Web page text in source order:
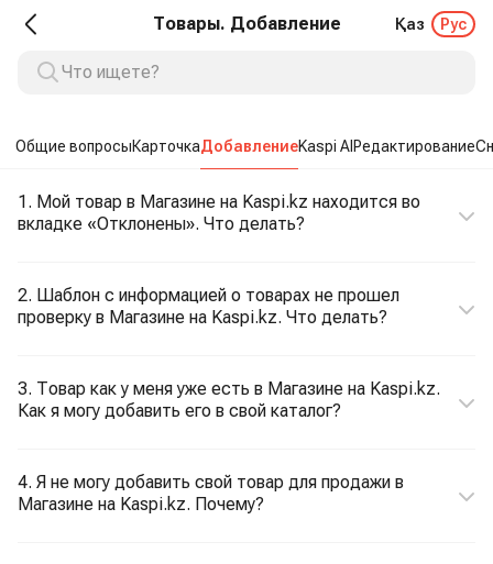
Товары. Добавление Қаз Рус
Общие вопросыКарточкаДобавлениеKaspi AI Редактирование
1. Мой товар в Магазине на Kaspi.kz находится во
вкладке «Отклонены». Что делать?
2. Шаблон с информацией о товарах не прошел
проверку в Магазине на Kaspi.kz. Что делать?
3. Товар как у меня уже есть в Магазине на Kaspi.kz.
Как я могу добавить его в свой каталог?
4. Я не могу добавить свой товар для продажи в
Магазине на Kaspi.kz. Почему?